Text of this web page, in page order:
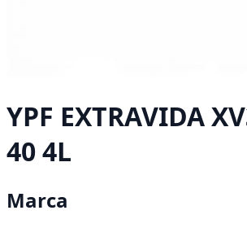
YPF EXTRAVIDA
40 4L
Marca